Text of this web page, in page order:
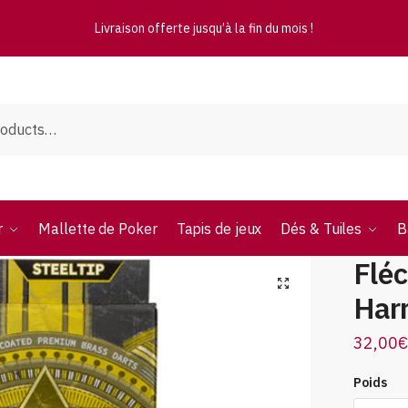
Livraison offerte jusqu’à la fin du mois !
Mallette de Poker Tapis de jeux Dés & Tuiles
32,00€
Poids